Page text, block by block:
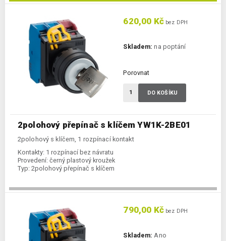
2polohový přepínač s klíčem YW1K-2BE01
2polohový s klíčem, 1 rozpínací kontakt
Kontakty: 1 rozpínací bez návratu
Provedení: černý plastový kroužek
Typ: 2polohový přepínač s klíčem
620,00 Kč bez DPH
Skladem: na poptání
Porovnat
DO KOŠÍKU
790,00 Kč bez DPH
Skladem: Ano